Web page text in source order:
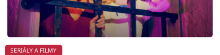
SERIÁLY A FILMY